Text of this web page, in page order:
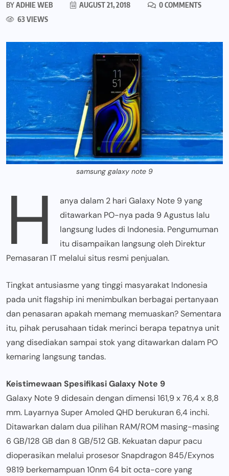
BYADHIE WEB AUGUST 21, 2018
0 COMMENTS
63 VIEWS
samsung galaxy note 9
H
anya dalam 2 hari Galaxy Note 9 yang
ditawarkan PO-nya pada 9 Agustus lalu
langsung ludes di Indonesia. Pengumuman
itu disampaikan langsung oleh Direktur
Pemasaran IT melalui situs resmi penjualan.
Tingkat antusiasme yang tinggi masyarakat Indonesia
pada unit flagship ini menimbulkan berbagai pertanyaan
dan penasaran apakah memang memuaskan? Sementara
itu, pihak perusahaan tidak merinci berapa tepatnya unit
yang disediakan sampai stok yang ditawarkan dalam PO
kemaring langsung tandas.
Keistimewaan Spesifikasi Galaxy Note 9
Galaxy Note 9 didesain dengan dimensi 161,9 x 76,4 x 8,8
mm. Layarnya Super Amoled QHD berukuran 6,4 inchi.
Ditawarkan dalam dua pilihan RAM/ROM masing-masing
6 GB/128 GB dan 8 GB/512 GB. Kekuatan dapur pacu
dioperasikan melalui prosesor Snapdragon 845/Exynos
9819 berkemampuan 10nm 64 bit octa-core yang